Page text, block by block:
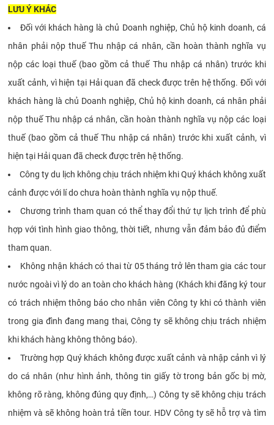
LƯU Ý KHÁC
Đối với khách hàng là chủ Doanh nghiệp, Chủ hộ kinh doanh, cá
nhân phải nộp thuế Thu nhập cá nhân, cần hoàn thành nghĩa vụ
nộp các loại thuế (bao gồm cả thuế Thu nhập cá nhân) trước khi
xuất cảnh, vì hiện tại Hải quan đã check được trên hệ thống. Đối với
khách hàng là chủ Doanh nghiệp, Chủ hộ kinh doanh, cá nhân phải
nộp thuế Thu nhập cá nhân, cần hoàn thành nghĩa vụ nộp các loại
thuế (bao gồm cả thuế Thu nhập cá nhân) trước khi xuất cảnh, vì
hiện tại Hải quan đã check được trên hệ thống.
Công ty du lịch không chịu trách nhiệm khi Quý khách không xuất
cảnh được với lí do chưa hoàn thành nghĩa vụ nộp thuế.
Chương trình tham quan có thể thay đổi thứ tự lịch trình để phù
hợp với tình hình giao thông, thời tiết, nhưng vẫn đảm bảo đủ điểm
tham quan.
Không nhận khách có thai từ 05 tháng trở lên tham gia các tour
nước ngoài vì lý do an toàn cho khách hàng (Khách khi đăng ký tour
có trách nhiệm thông báo cho nhân viên Công ty khi có thành viên
trong gia đình đang mang thai, Công ty sẽ không chịu trách nhiệm
khi khách hàng không thông báo).
Trường hợp Quý khách không được xuất cảnh và nhập cảnh vì lý
do cá nhân (như hình ảnh, thông tin giấy tờ trong bản gốc bị mờ,
không rõ ràng, không đúng quy định,…) Công ty sẽ không chịu trách
nhiệm và sẽ không hoàn trả tiền tour. HDV Công ty sẽ hỗ trợ và tìm